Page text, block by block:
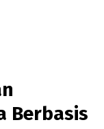
Berbasis